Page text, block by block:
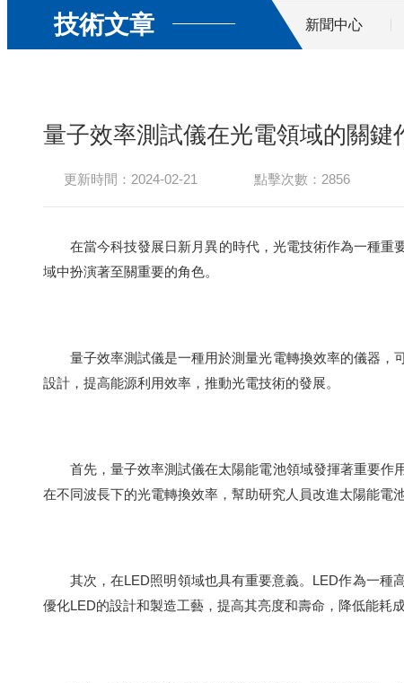
技術文章 新聞中心
量子效率測試儀在光電領域的關鍵
更新時間：2024-02-21 點擊次數：2856
在當今科技發展日新月異的時代，光電技術作為一種重
域中扮演著至關重要的角色。
量子效率測試儀是一種用於測量光電轉換效率的儀器，
設計，提高能源利用效率，推動光電技術的發展。
首先，量子效率測試儀在太陽能電池領域發揮著重要作
在不同波長下的光電轉換效率，幫助研究人員改進太陽能電
其次，在LED照明領域也具有重要意義。LED作為一種高
優化LED的設計和製造工藝，提高其亮度和壽命，降低能耗成